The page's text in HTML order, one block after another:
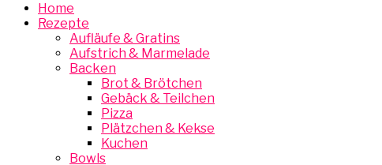
Home
Rezepte
Aufläufe & Gratins
Aufstrich & Marmelade
Backen
Brot & Brötchen
Gebäck & Teilchen
Pizza
Plätzchen & Kekse
Kuchen
Bowls